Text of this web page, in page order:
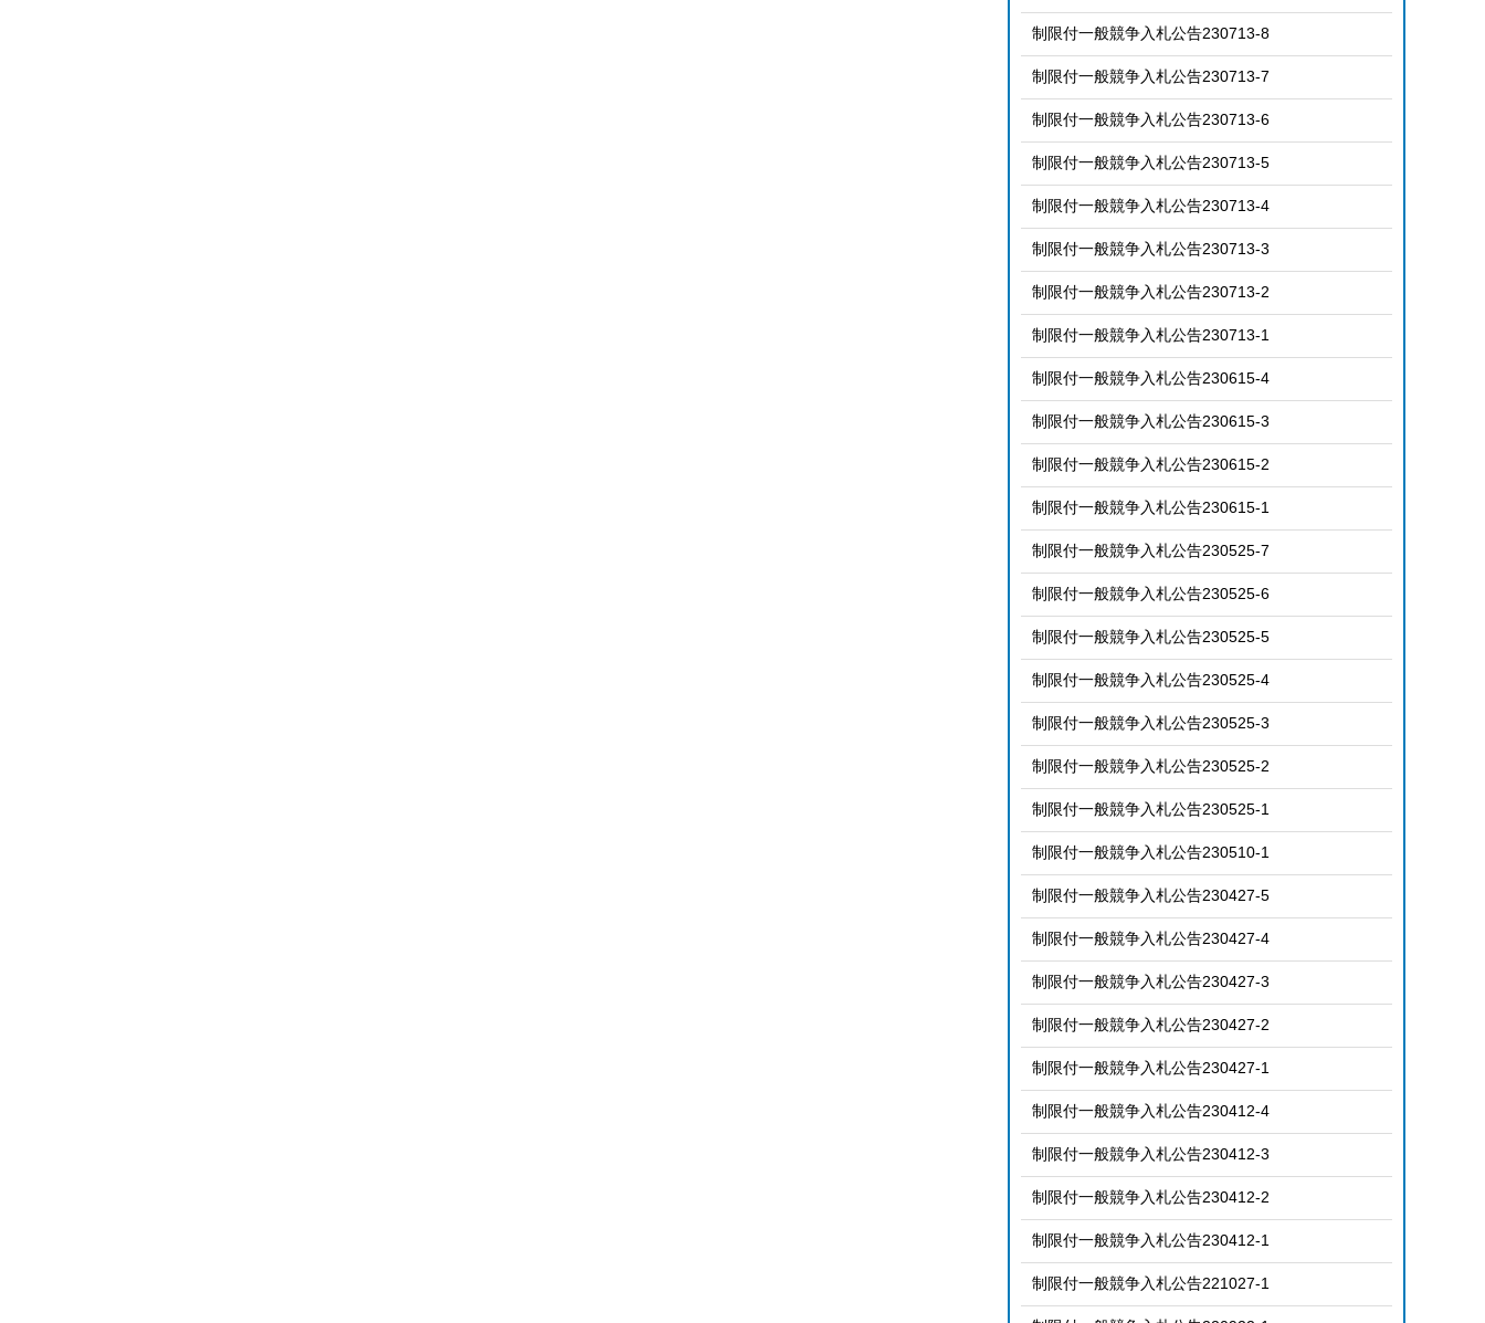
制限付一般競争入札公告230713-8
制限付一般競争入札公告230713-7
制限付一般競争入札公告230713-6
制限付一般競争入札公告230713-5
制限付一般競争入札公告230713-4
制限付一般競争入札公告230713-3
制限付一般競争入札公告230713-2
制限付一般競争入札公告230713-1
制限付一般競争入札公告230615-4
制限付一般競争入札公告230615-3
制限付一般競争入札公告230615-2
制限付一般競争入札公告230615-1
制限付一般競争入札公告230525-7
制限付一般競争入札公告230525-6
制限付一般競争入札公告230525-5
制限付一般競争入札公告230525-4
制限付一般競争入札公告230525-3
制限付一般競争入札公告230525-2
制限付一般競争入札公告230525-1
制限付一般競争入札公告230510-1
制限付一般競争入札公告230427-5
制限付一般競争入札公告230427-4
制限付一般競争入札公告230427-3
制限付一般競争入札公告230427-2
制限付一般競争入札公告230427-1
制限付一般競争入札公告230412-4
制限付一般競争入札公告230412-3
制限付一般競争入札公告230412-2
制限付一般競争入札公告230412-1
制限付一般競争入札公告221027-1